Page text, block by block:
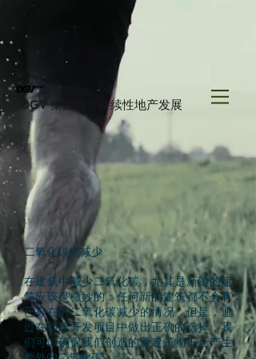
DGV 集团的可持续性地产发展
二氧化碳的减少
在建筑中减少二氧化碳，尤其是新建的建
筑应该是微妙的：任何新的建筑都不会有
已存在的二氧化碳减少的情况。但是，通
过在新建开发项目中做出正确的选择，我
们可以确保我们创造的新建筑物不会产生